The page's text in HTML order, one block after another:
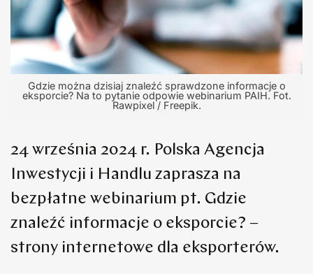
Gdzie można dzisiaj znaleźć sprawdzone informacje o
eksporcie? Na to pytanie odpowie webinarium PAIH. Fot.
Rawpixel / Freepik.
24 września 2024 r. Polska Agencja
Inwestycji i Handlu zaprasza na
bezpłatne webinarium pt. Gdzie
znaleźć informacje o eksporcie? –
strony internetowe dla eksporterów.